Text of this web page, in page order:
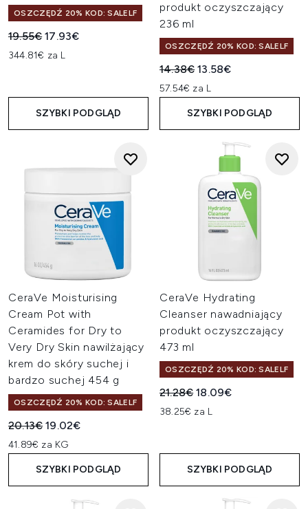
OSZCZĘDŹ 20% KOD: SALELF
Sugerowana cena detaliczna:
19.55€Aktualna cena:
17.93€
344.81€ za L
SZYBKI PODGLĄD
produkt oczyszczający
236 ml
OSZCZĘDŹ 20% KOD: SALELF
Sugerowana cena
14.38€Aktualna cena:
13.58€
57.54€ za L
SZYBKI PODGLĄD
CeraVe Moisturising
Cream Pot with
Ceramides for Dry to
Very Dry Skin nawilżający
krem do skóry suchej i
bardzo suchej 454 g
OSZCZĘDŹ 20% KOD: SALELF
Sugerowana cena detaliczna:
20.13€Aktualna cena:
19.02€
41.89€ za KG
SZYBKI PODGLĄD
CeraVe Hydrating
Cleanser nawadniający
produkt oczyszczający
473 ml
OSZCZĘDŹ 20% KOD: SALELF
Sugerowana cena
21.28€Aktualna cena:
18.09€
38.25€ za L
SZYBKI PODGLĄD